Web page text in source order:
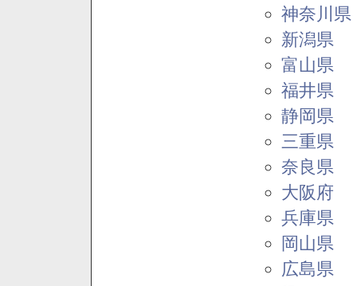
神奈川県
新潟県
富山県
福井県
静岡県
三重県
奈良県
大阪府
兵庫県
岡山県
広島県